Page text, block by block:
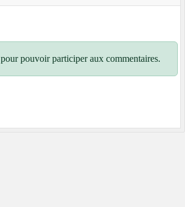
pour pouvoir participer aux commentaires.